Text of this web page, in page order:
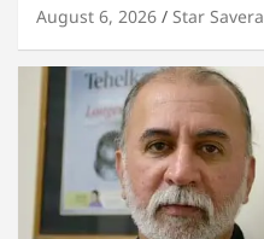
August 6, 2026 Star Savera